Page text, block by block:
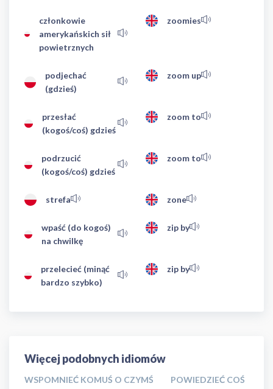
członkowie
amerykańskich sił
powietrznych
zoomies
podjechać
(gdzieś)
zoom up
przesłać
(kogoś/coś) gdzieś
zoom to
podrzucić
(kogoś/coś) gdzieś
zoom to
strefa zone
wpaść (do kogoś)
na chwilkę
zip by
przelecieć (minąć
bardzo szybko)
zip by
Więcej podobnych idiomów
WSPOMNIEĆ KOMUŚ O CZYMŚ
POWIEDZIEĆ COŚ